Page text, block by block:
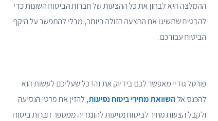
ההמלצה היא לבחון את כל ההצעות של חברות הביטוח השונות כדי
להבטיח שתשיגו את ההצעה הזולה ביותר, מבלי להתפשר על היקף
הביטוח עבורכם.
פורטל גודיי מאפשר לכם בידיוק את זה! כל שעליכם לעשות הוא
להכנס אלהשוואת מחירי ביטוח נסיעות, להזין את פרטי הנסיעה
ולקבל הצעות מחיר לביטוח נסיעות להונגריה ממספר חברות ביטוח